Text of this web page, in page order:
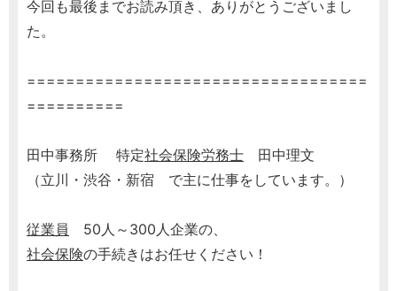
今回も最後までお読み頂き、ありがとうございまし
た。
===================================
==========
田中事務所 特定社会保険労務士 田中理文
（立川・渋谷・新宿 で主に仕事をしています。）
従業員 50人～300人企業の、
社会保険の手続きはお任せください！